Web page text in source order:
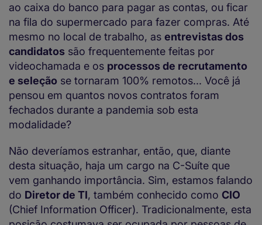
ao caixa do banco para pagar as contas, ou ficar
na fila do supermercado para fazer compras. Até
mesmo no local de trabalho, as entrevistas dos
candidatos são frequentemente feitas por
videochamada e os processos de recrutamento
e seleção se tornaram 100% remotos... Você já
pensou em quantos novos contratos foram
fechados durante a pandemia sob esta
modalidade?
Não deveríamos estranhar, então, que, diante
desta situação, haja um cargo na C-Suíte que
vem ganhando importância. Sim, estamos falando
do Diretor de TI, também conhecido como CIO
(Chief Information Officer). Tradicionalmente, esta